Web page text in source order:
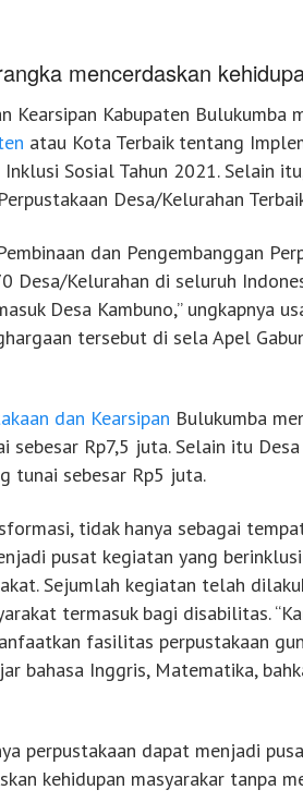
mencerdaskan
Kearsipan Kabupaten Bulukumba
atau Kota Terbaik tentang
Sosial Tahun 2021. Selain
Desa/Kelurahan
dan Pengembanggan
Desa/Kelurahan di seluruh
Desa Kambuno,” ungkapnya
tersebut di sela Apel
dan Kearsipan Bulukumba
sebesar Rp7,5 juta. Selain itu
tunai sebesar Rp5 juta.
tidak hanya sebagai
pusat kegiatan yang
Sejumlah kegiatan telah
termasuk bagi disabilitas.
fasilitas perpustakaan
bahasa Inggris, Matematika,
perpustakaan dapat menjadi
kehidupan masyarakar tanpa